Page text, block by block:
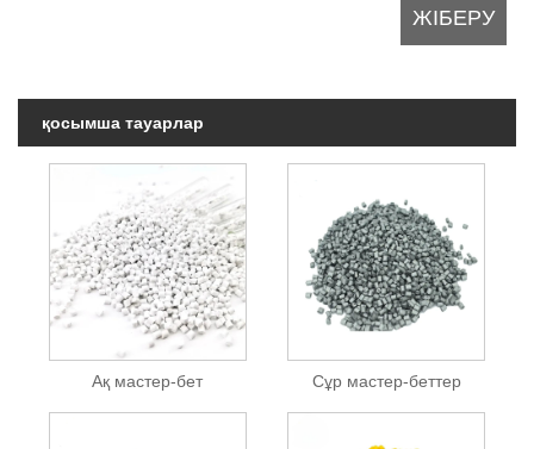
қосымша тауарлар
Ақ мастер-бет Сұр мастер-беттер